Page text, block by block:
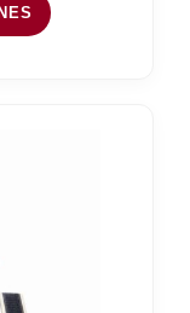
149,00 €